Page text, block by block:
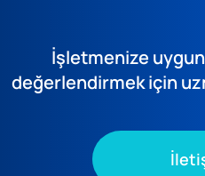
İşletmenize uygun
değerlendirmek için